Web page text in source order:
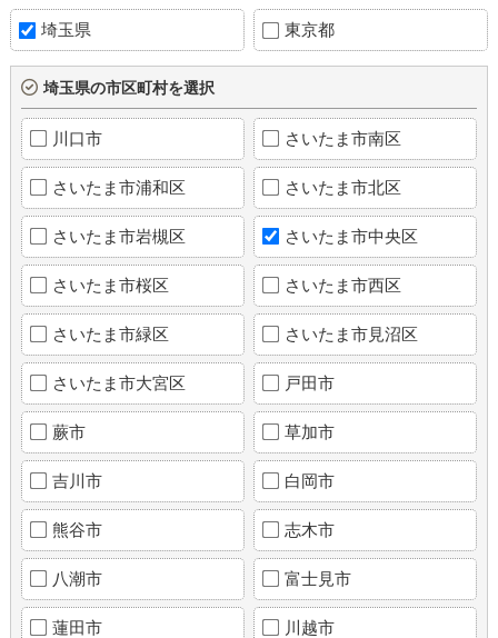
埼玉県 東京都
埼玉県の市区町村を選択
川口市 さいたま市南区
さいたま市浦和区 さいたま市北区
さいたま市岩槻区 さいたま市中央区
さいたま市桜区 さいたま市西区
さいたま市緑区 さいたま市見沼区
さいたま市大宮区 戸田市
蕨市 草加市
吉川市 白岡市
熊谷市 志木市
八潮市 富士見市
蓮田市 川越市